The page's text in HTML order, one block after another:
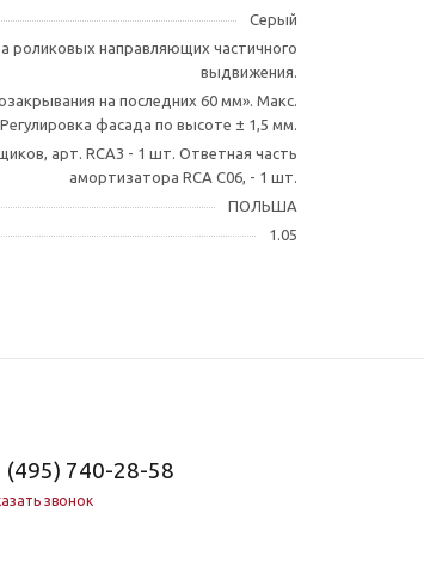
Серый
роликовых направляющих частичного
выдвижения.
на последних 60 мм». Макс.
Регулировка фасада по высоте ± 1,5 мм.
арт. RCA3 - 1 шт. Ответная часть
амортизатора RCA C06, - 1 шт.
ПОЛЬША
1.05
(495) 740-28-58
звонок